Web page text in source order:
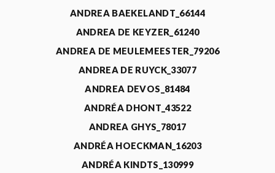
ANDREA BAEKELANDT_66144
ANDREA DE KEYZER_61240
ANDREA DE MEULEMEESTER_79206
ANDREA DE RUYCK_33077
ANDREA DEVOS_81484
ANDRÉA DHONT_43522
ANDREA GHYS_78017
ANDRÉA HOECKMAN_16203
ANDRÉA KINDTS_130999